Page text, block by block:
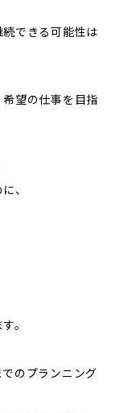
できる可能性は
望の仕事を目指
、
。
のプランニング